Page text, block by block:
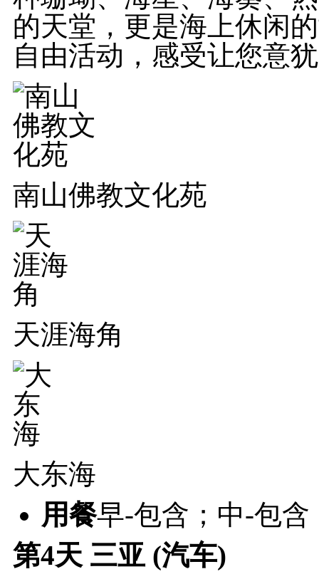
的天堂，更是海上休闲
自由活动，感受让您意
南山佛教文化苑
天涯海角
大东海
用餐早-包含；中-包
第4天 三亚 (汽车)